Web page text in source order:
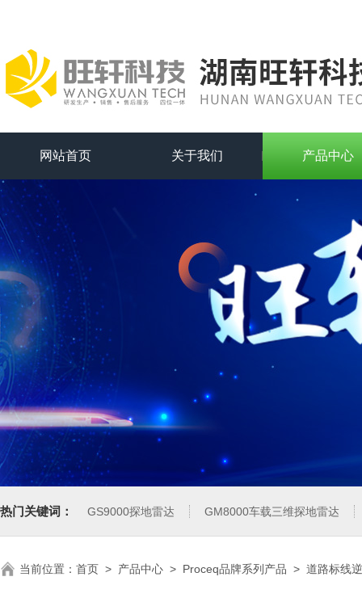
网站首页 关于我们 产品中心
热门关键词： GS9000探地雷达 GM8000车载三维探地雷达
当前位置： 首页 > 产品中心 > Proceq品牌系列产品 > 道路标线